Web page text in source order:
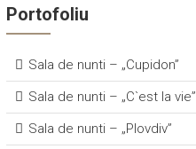
Portofoliu
Sala de nunti – „Cupidon”
Sala de nunti – „C`est la vie”
Sala de nunti – „Plovdiv”